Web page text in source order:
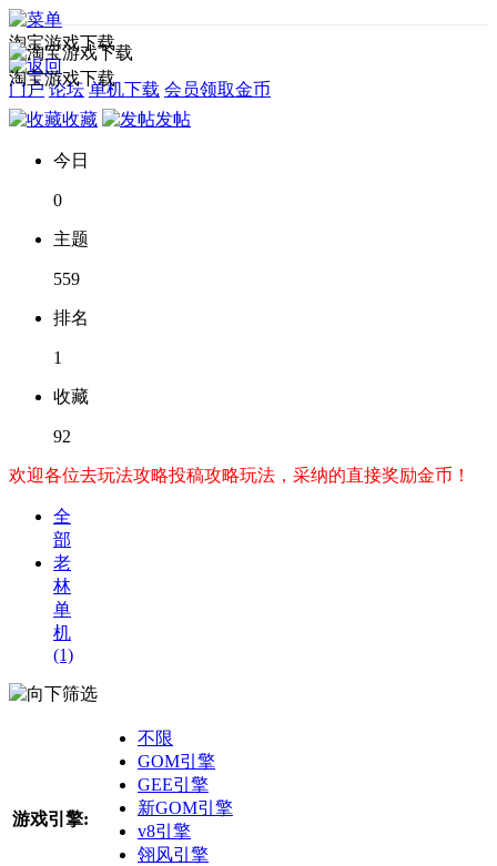
淘宝游戏下载
门户 论坛 单机下载 会员领取金币
淘宝游戏下载
收藏 发帖
今日
0
主题
559
排名
1
收藏
92
欢迎各位去玩法攻略投稿攻略玩法，采纳的直接奖励金币！
全
部
老
林
单
机
(1)
筛选
游戏引擎:
不限
GOM引擎
GEE引擎
新GOM引擎
v8引擎
翎风引擎